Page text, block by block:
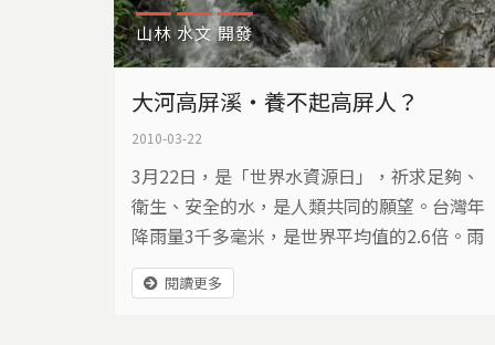
山林 水文 開發
大河高屏溪‧養不起高屏人？
2010-03-22
3月22日，是「世界水資源日」，祈求足夠、
衛生、安全的水，是人類共同的願望。台灣年
降雨量3千多毫米，是世界平均值的2.6倍。雨
量豐沛的台灣，卻時常面臨缺水危機。為什麼
水會不夠用？是環境破壞留不住水？還是我們
閱讀更多